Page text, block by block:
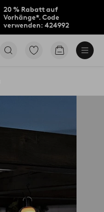
20 % Rabatt auf
Vorhänge*. Code
verwenden: 424992
Zu
Produkten
Zum